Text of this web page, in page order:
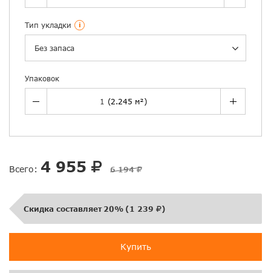
Тип укладки i
Без запаса
Упаковок
Всего: 4 955 6 194
Скидка составляет 20% (1 239 )
Купить